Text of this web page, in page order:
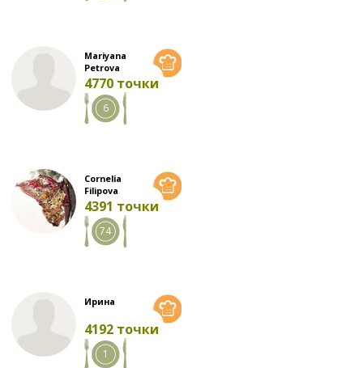
Mariyana
Petrova
4770 точки
6
Cornelia
Filipova
4391 точки
74
Ирина
4192 точки
1